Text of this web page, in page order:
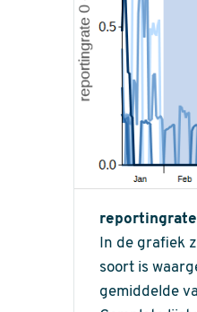
reportingrate
In de grafiek
soort is
gemiddelde